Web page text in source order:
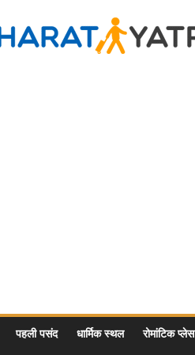
पहली पसंद धार्मिक स्थल रोमांटिक प्लेस